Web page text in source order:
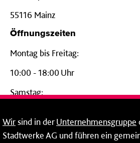
55116 Mainz
Öffnungszeiten
Montag bis Freitag:
10:00 - 18:00 Uhr
Samstag:
24-Stunden-Telefon*
Wirsind in derUnternehmensgruppe
Stadtwerke AG und führen ein